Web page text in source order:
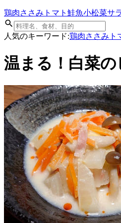
鶏肉ささみ トマト 鮭魚小松菜サ
人気のキーワード:鶏肉ささみ ト
温まる！白菜